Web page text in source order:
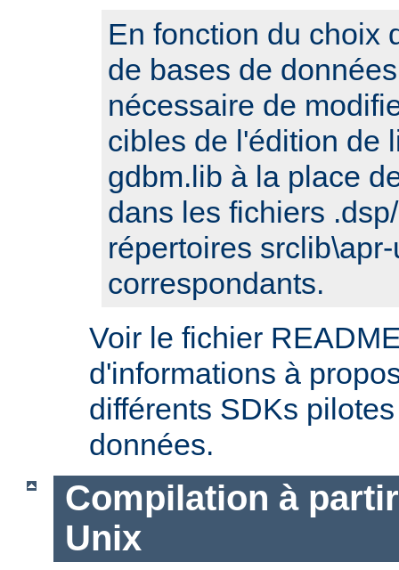
En fonction du choix
de bases de
nécessaire de
cibles de l'édition de
gdbm.lib à la place
dans les fichiers
répertoires
correspondants.
Voir le fichier
d'informations à
différents SDKs
données.
Compilation à
Unix